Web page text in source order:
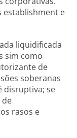
establishment e
liquidificada
sim como
de
soberanas
disruptiva; se
de
rasos e